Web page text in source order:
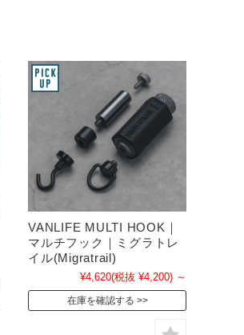
VANLIFE MULTI HOOK｜
マルチフック｜ミグラトレ
イル(Migratrail)
¥4,620(税抜 ¥4,200) ～
在庫を確認する